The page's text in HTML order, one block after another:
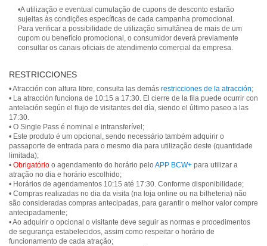
•A utilização e eventual cumulação de cupons de desconto estarão
sujeitas às condições específicas de cada campanha promocional.
Para verificar a possibilidade de utilização simultânea de mais de um
cupom ou benefício promocional, o consumidor deverá previamente
consultar os canais oficiais de atendimento comercial da empresa.
RESTRICCIONES
• Atracción con altura libre, consulta las demás restricciones de la atracción;
• La atracción funciona de 10:15 a 17:30. El cierre de la fila puede ocurrir con
antelación según el flujo de visitantes del día, siendo el último paseo a las
17:30.
• O Single Pass é nominal e intransferível;
• Este produto é um opcional, sendo necessário também adquirir o
passaporte de entrada para o mesmo dia para utilização deste (quantidade
limitada);
• Obrigatório o agendamento do horário pelo APP BCW+ para utilizar a
atração no dia e horário escolhido;
• Horários de agendamentos 10:15 até 17:30. Conforme disponibilidade;
• Compras realizadas no dia da visita (na loja online ou na bilheteria) não
são consideradas compras antecipadas, para garantir o melhor valor compre
antecipadamente;
• Ao adquirir o opcional o visitante deve seguir as normas e procedimentos
de segurança estabelecidos, assim como respeitar o horário de
funcionamento de cada atração;